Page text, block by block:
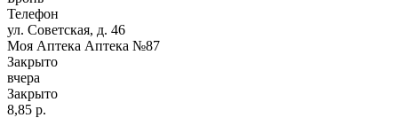
Телефон
ул. Советская, д. 46
Моя Аптека Аптека №87
Закрыто
вчера
Закрыто
8,85 р.